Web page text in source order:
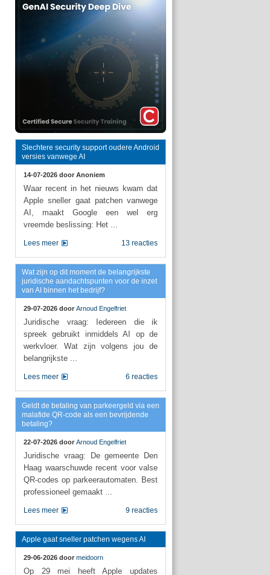
Slechtere security support oudere Android
versies vanwege AI
14-07-2026 door Anoniem
Waar recent in het nieuws kwam dat
Apple sneller gaat patchen vanwege
AI, maakt Google een wel erg
vreemde beslissing: Het ...
13 reacties
Lees meer
Wat zijn op dit moment de belangrijkste
juridische aandachtspunten voor de inzet
van AI binnen het bedrijf?
29-07-2026 door Arnoud Engelfriet
Juridische vraag: Iedereen die ik
spreek gebruikt inmiddels AI op de
werkvloer. Wat zijn volgens jou de
belangrijkste ...
6 reacties
Lees meer
Geldt de betaling van parkeergeld via een
malafide QR-code als een bevrijdende
betaling?
22-07-2026 door Arnoud Engelfriet
Juridische vraag: De gemeente Den
Haag waarschuwde recent voor valse
QR-codes op parkeerautomaten. Best
professioneel gemaakt ...
9 reacties
Lees meer
Apple gaat sneller patchen wegens AI
29-06-2026 door meidoorn
Op 29 mei heeft Apple updates